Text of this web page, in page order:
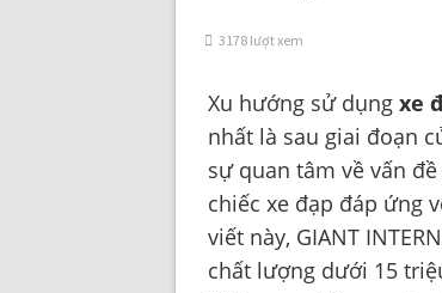
3178 lượt xem
Xu hướng sử dụng xe
nhất là sau giai đoạn
sự quan tâm về vấn
chiếc xe đạp đáp ứng
viết này, GIANT
chất lượng dưới 15